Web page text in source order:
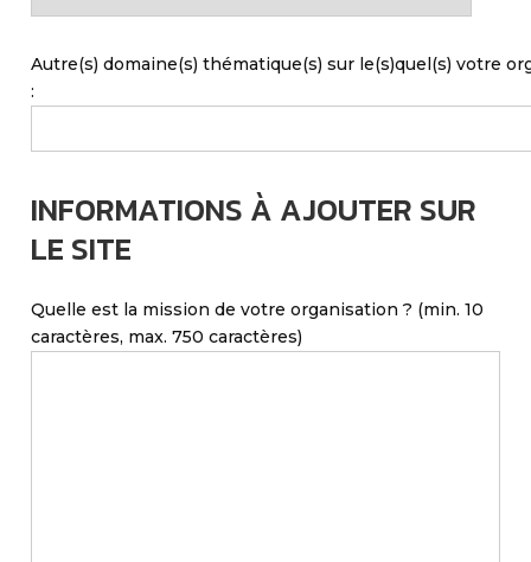
Autre(s) domaine(s) thématique(s) sur le(s)quel(s) votre
:
INFORMATIONS À AJOUTER SUR
LE SITE
Quelle est la mission de votre organisation ? (min. 10
caractères, max. 750 caractères)